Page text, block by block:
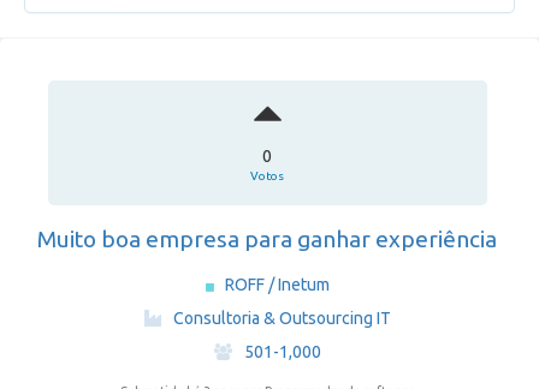
0
Votos
Muito boa empresa para ganhar experiência
ROFF / Inetum
·
Consultoria & Outsourcing IT
·
501-1,000